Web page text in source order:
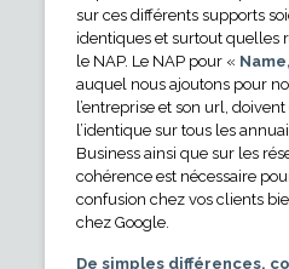
sur ces différents supports
identiques et surtout quelles
le NAP. Le NAP pour «
auquel nous ajoutons pour
l’entreprise et son url,
l’identique sur tous les
Business ainsi que sur les
cohérence est nécessaire
confusion chez vos clients
chez Google.
De simples différences,